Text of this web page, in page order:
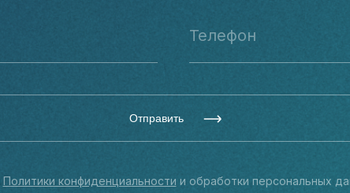
Отправить
Политики конфиденциальности и обработки персональных